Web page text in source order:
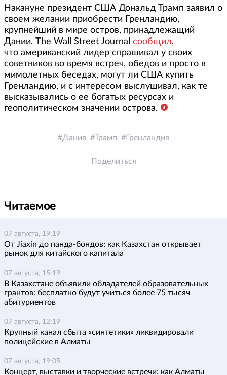
Накануне президент США Дональд Трамп заявил о
своем желании приобрести Гренландию,
крупнейший в мире остров, принадлежащий
Дании. The Wall Street Journal сообщил,
что американский лидер спрашивал у своих
советников во время встреч, обедов и просто в
мимолетных беседах, могут ли США купить
Гренландию, и с интересом выслушивал, как те
высказывались о ее богатых ресурсах и
геополитическом значении острова.
Дания Трамп Гренландия
Поделиться
Читаемое
07 августа, 19:19
От Jiaxin до панда-бондов: как Казахстан открывает
рынок для китайского капитала
07 августа, 15:19
В Казахстане объявили обладателей образовательных
грантов: бесплатно будут учиться более 75 тысяч
абитуриентов
07 августа, 12:19
Крупный канал сбыта «синтетики» ликвидировали
полицейские в Алматы
07 августа, 19:05
Концерт, выставки и творческие встречи: как Алматы